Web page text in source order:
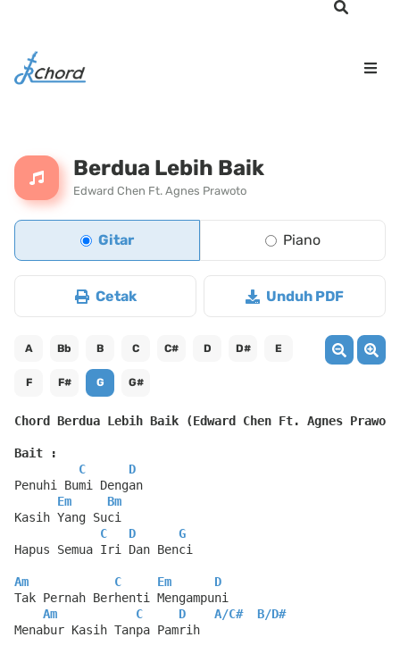
Berdua Lebih Baik
Edward Chen Ft. Agnes Prawoto
Gitar Piano
Cetak Unduh PDF
A Bb B C C# D D# E
F F# G G#
Chord Berdua Lebih Baik (Edward Chen Ft. Agnes
Bait :
C
D
Penuhi Bumi Dengan
Em
Bm
Kasih Yang Suci
C
D
G
Hapus Semua Iri Dan Benci
Am C Em
D
Tak Pernah Berhenti Mengampuni
Am
C D A/C# B/D#
Menabur Kasih Tanpa Pamrih